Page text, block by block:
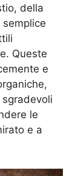
della
Queste
e
le
e a